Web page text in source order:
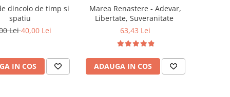
dincolo de timp si
spatiu
Lei40,00 Lei
IN COS
Marea Renastere - Adevar,
Libertate, Suveranitate
63,43 Lei
ADAUGA IN COS